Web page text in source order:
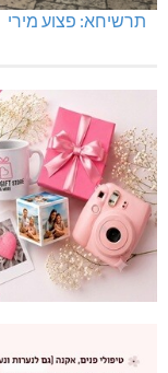
תרשיחא: פצוע מירי